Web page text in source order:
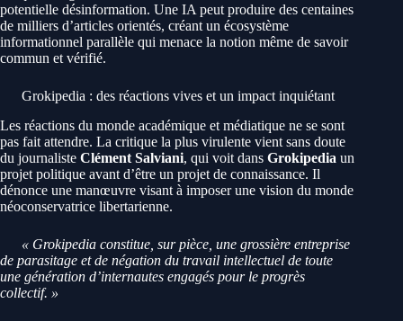
potentielle désinformation. Une IA peut produire des centaines
de milliers d’articles orientés, créant un écosystème
informationnel parallèle qui menace la notion même de savoir
commun et vérifié.
Grokipedia : des réactions vives et un impact inquiétant
Les réactions du monde académique et médiatique ne se sont
pas fait attendre. La critique la plus virulente vient sans doute
du journaliste Clément Salviani, qui voit dans Grokipedia un
projet politique avant d’être un projet de connaissance. Il
dénonce une manœuvre visant à imposer une vision du monde
néoconservatrice libertarienne.
« Grokipedia constitue, sur pièce, une grossière entreprise
de parasitage et de négation du travail intellectuel de toute
une génération d’internautes engagés pour le progrès
collectif. »